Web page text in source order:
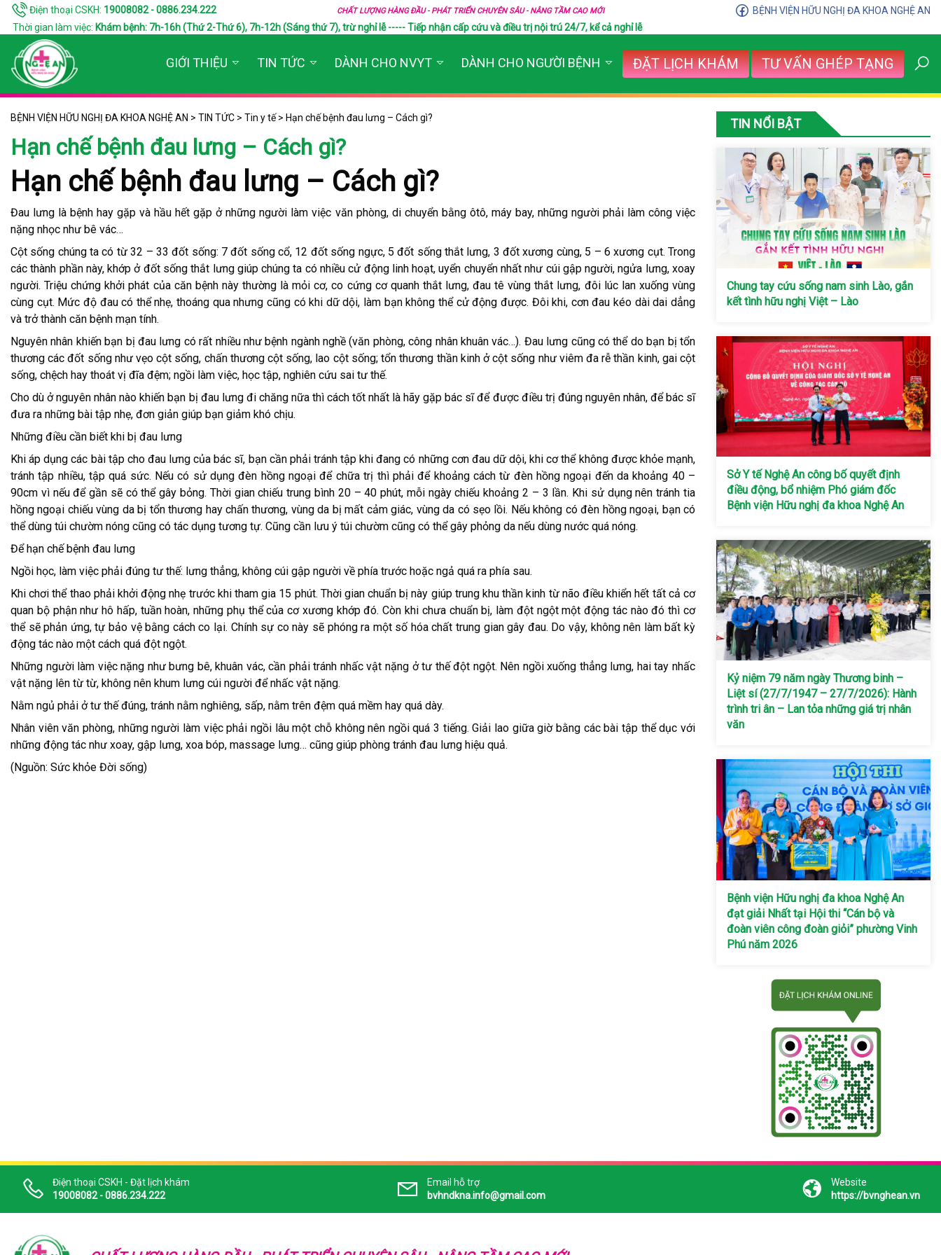
Điện thoại CSKH: 19008082 - 0886.234.222 CHẤT LƯỢNG HÀNG ĐẦU - PHÁT TRIỂN CHUYÊN SÂU - NÂNG TẦM CAO MỚI
BỆNH VIỆN HỮU NGHỊ ĐA KHOA NGHỆ AN
Thời gian làm việc: Khám bệnh: 7h-16h (Thứ 2-Thứ 6), 7h-12h (Sáng thứ 7), trừ nghỉ lễ ----- Tiếp nhận cấp cứu và điều trị nội trú 24/7, kể cả nghỉ lễ
GIỚI THIỆU TIN TỨC DÀNH CHO NVYT DÀNH CHO NGƯỜI BỆNH ĐẶT LỊCH KHÁM TƯ VẤN GHÉP TẠNG
BỆNH VIỆN HỮU NGHỊ ĐA KHOA NGHỆ AN > TIN TỨC > Tin y tế> Hạn chế bệnh đau lưng – Cách gì?
Hạn chế bệnh đau lưng – Cách gì?
Hạn chế bệnh đau lưng – Cách gì?
Đau lưng là bệnh hay gặp và hầu hết gặp ở những người làm việc văn phòng, di chuyển bằng ôtô, máy bay, những người phải làm công việc
nặng nhọc như bê vác…
Cột sống chúng ta có từ 32 – 33 đốt sống: 7 đốt sống cổ, 12 đốt sống ngực, 5 đốt sống thắt lưng, 3 đốt xương cùng, 5 – 6 xương cụt. Trong
các thành phần này, khớp ở đốt sống thắt lưng giúp chúng ta có nhiều cử động linh hoạt, uyển chuyển nhất như cúi gập người, ngửa lưng, xoay
người. Triệu chứng khởi phát của căn bệnh này thường là mỏi cơ, co cứng cơ quanh thắt lưng, đau tê vùng thắt lưng, đôi lúc lan xuống vùng
cùng cụt. Mức độ đau có thể nhẹ, thoáng qua nhưng cũng có khi dữ dội, làm bạn không thể cử động được. Đôi khi, cơn đau kéo dài dai dẳng
và trở thành căn bệnh mạn tính.
Nguyên nhân khiến bạn bị đau lưng có rất nhiều như bệnh ngành nghề (văn phòng, công nhân khuân vác…). Đau lưng cũng có thể do bạn bị tổn
thương các đốt sống như vẹo cột sống, chấn thương cột sống, lao cột sống; tổn thương thần kinh ở cột sống như viêm đa rễ thần kinh, gai cột
sống, chệch hay thoát vị đĩa đệm; ngồi làm việc, học tập, nghiên cứu sai tư thế.
Cho dù ở nguyên nhân nào khiến bạn bị đau lưng đi chăng nữa thì cách tốt nhất là hãy gặp bác sĩ để được điều trị đúng nguyên nhân, để bác sĩ
đưa ra những bài tập nhẹ, đơn giản giúp bạn giảm khó chịu.
Những điều cần biết khi bị đau lưng
Khi áp dụng các bài tập cho đau lưng của bác sĩ, bạn cần phải tránh tập khi đang có những cơn đau dữ dội, khi cơ thể không được khỏe mạnh,
tránh tập nhiều, tập quá sức. Nếu có sử dụng đèn hồng ngoại để chữa trị thì phải để khoảng cách từ đèn hồng ngoại đến da khoảng 40 –
90cm vì nếu để gần sẽ có thể gây bỏng. Thời gian chiếu trung bình 20 – 40 phút, mỗi ngày chiếu khoảng 2 – 3 lần. Khi sử dụng nên tránh tia
hồng ngoại chiếu vùng da bị tổn thương hay chấn thương, vùng da bị mất cảm giác, vùng da có sẹo lồi. Nếu không có đèn hồng ngoại, bạn có
thể dùng túi chườm nóng cũng có tác dụng tương tự. Cũng cần lưu ý túi chườm cũng có thể gây phỏng da nếu dùng nước quá nóng.
Để hạn chế bệnh đau lưng
Ngồi học, làm việc phải đúng tư thế: lưng thẳng, không cúi gập người về phía trước hoặc ngả quá ra phía sau.
Khi chơi thể thao phải khởi động nhẹ trước khi tham gia 15 phút. Thời gian chuẩn bị này giúp trung khu thần kinh từ não điều khiển hết tất cả cơ
quan bộ phận như hô hấp, tuần hoàn, những phụ thể của cơ xương khớp đó. Còn khi chưa chuẩn bị, làm đột ngột một động tác nào đó thì cơ
thể sẽ phản ứng, tự bảo vệ bằng cách co lại. Chính sự co này sẽ phóng ra một số hóa chất trung gian gây đau. Do vậy, không nên làm bất kỳ
động tác nào một cách quá đột ngột.
Những người làm việc nặng như bưng bê, khuân vác, cần phải tránh nhấc vật nặng ở tư thế đột ngột. Nên ngồi xuống thẳng lưng, hai tay nhấc
vật nặng lên từ từ, không nên khum lưng cúi người để nhấc vật nặng.
Nằm ngủ phải ở tư thế đúng, tránh nằm nghiêng, sấp, nằm trên đệm quá mềm hay quá dày.
Nhân viên văn phòng, những người làm việc phải ngồi lâu một chỗ không nên ngồi quá 3 tiếng. Giải lao giữa giờ bằng các bài tập thể dục với
những động tác như xoay, gập lưng, xoa bóp, massage lưng… cũng giúp phòng tránh đau lưng hiệu quả.
(Nguồn: Sức khỏe Đời sống)
TIN NỔI BẬT
Chung tay cứu sống nam sinh Lào, gắn
kết tình hữu nghị Việt – Lào
Sở Y tế Nghệ An công bố quyết định
điều động, bổ nhiệm Phó giám đốc
Bệnh viện Hữu nghị đa khoa Nghệ An
Kỷ niệm 79 năm ngày Thương binh –
Liệt sí (27/7/1947 – 27/7/2026): Hành
trình tri ân – Lan tỏa những giá trị nhân
văn
Bệnh viện Hữu nghị đa khoa Nghệ An
đạt giải Nhất tại Hội thi “Cán bộ và
đoàn viên công đoàn giỏi” phường Vinh
Phú năm 2026
Điện thoại CSKH - Đặt lịch khám
19008082 - 0886.234.222
Email hỗ trợ
bvhndkna.info@gmail.com
Website
https://bvnghean.vn